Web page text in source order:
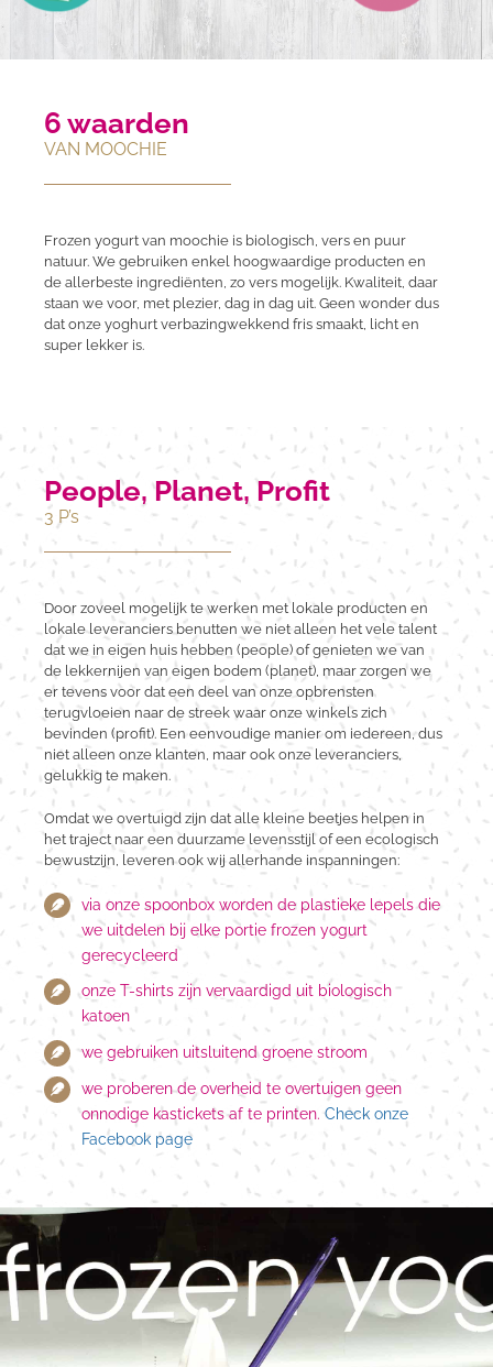
6 waarden
VAN MOOCHIE
Frozen yogurt van moochie is biologisch, vers en puur
natuur. We gebruiken enkel hoogwaardige producten en
de allerbeste ingrediënten, zo vers mogelijk. Kwaliteit, daar
staan we voor, met plezier, dag in dag uit. Geen wonder dus
dat onze yoghurt verbazingwekkend fris smaakt, licht en
super lekker is.
People, Planet, Profit
3 P’s
Door zoveel mogelijk te werken met lokale producten en
lokale leveranciers benutten we niet alleen het vele talent
dat we in eigen huis hebben (people) of genieten we van
de lekkernijen van eigen bodem (planet), maar zorgen we
er tevens voor dat een deel van onze opbrensten
terugvloeien naar de streek waar onze winkels zich
bevinden (profit). Een eenvoudige manier om iedereen, dus
niet alleen onze klanten, maar ook onze leveranciers,
gelukkig te maken.
Omdat we overtuigd zijn dat alle kleine beetjes helpen in
het traject naar een duurzame levensstijl of een ecologisch
bewustzijn, leveren ook wij allerhande inspanningen:
via onze spoonbox worden de plastieke lepels die
we uitdelen bij elke portie frozen yogurt
gerecycleerd
onze T-shirts zijn vervaardigd uit biologisch
katoen
we gebruiken uitsluitend groene stroom
we proberen de overheid te overtuigen geen
onnodige kastickets af te printen. Check onze
Facebook page